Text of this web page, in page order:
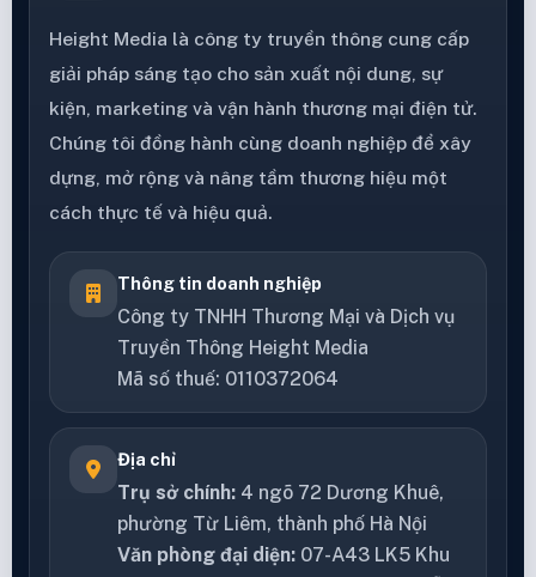
Height Media là công ty truyền thông cung cấp
giải pháp sáng tạo cho sản xuất nội dung, sự
kiện, marketing và vận hành thương mại điện tử.
Chúng tôi đồng hành cùng doanh nghiệp để xây
dựng, mở rộng và nâng tầm thương hiệu một
cách thực tế và hiệu quả.
Thông tin doanh nghiệp
Công ty TNHH Thương Mại và Dịch vụ
Truyền Thông Height Media
Mã số thuế: 0110372064
Địa chỉ
Trụ sở chính: 4 ngõ 72 Dương Khuê,
phường Từ Liêm, thành phố Hà Nội
Văn phòng đại diện: 07-A43 LK5 Khu